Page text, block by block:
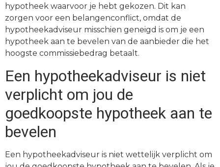
hypotheek waarvoor je hebt gekozen. Dit kan
zorgen voor een belangenconflict, omdat de
hypotheekadviseur misschien geneigd is om je een
hypotheek aan te bevelen van de aanbieder die het
hoogste commissiebedrag betaalt.
Een hypotheekadviseur is niet
verplicht om jou de
goedkoopste hypotheek aan te
bevelen
Een hypotheekadviseur is niet wettelijk verplicht om